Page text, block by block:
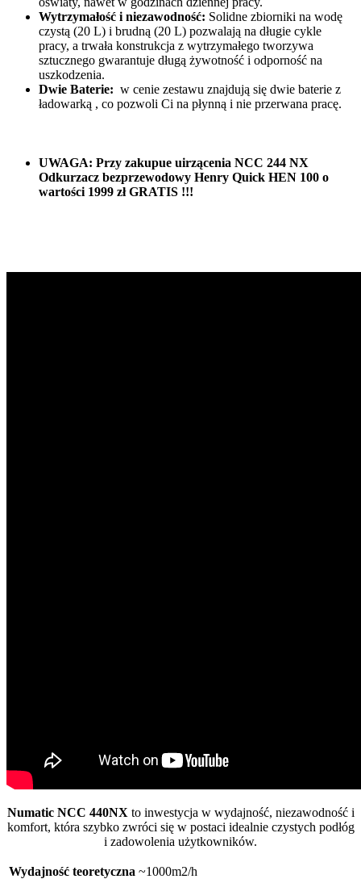
Wytrzymałość i niezawodność: Solidne zbiorniki na wodę
czystą (20 L) i brudną (20 L) pozwalają na długie cykle
pracy, a trwała konstrukcja z wytrzymałego tworzywa
sztucznego gwarantuje długą żywotność i odporność na
uszkodzenia.
Dwie Baterie: w cenie zestawu znajdują się dwie baterie z
ładowarką , co pozwoli Ci na płynną i nie przerwana pracę.
UWAGA: Przy zakupue uirzącenia NCC 244 NX
Odkurzacz bezprzewodowy Henry Quick HEN 100 o
wartości 1999 zł GRATIS !!!
Numatic NCC 440NX to inwestycja w wydajność, niezawodność i
komfort, która szybko zwróci się w postaci idealnie czystych podłóg
i zadowolenia użytkowników.
Wydajność teoretyczna ~1000m2/h